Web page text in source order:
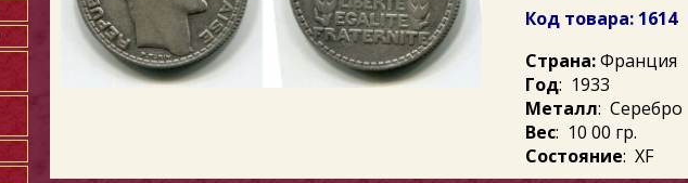
Код товара: 1614
Страна:Франция
Год: 1933
Металл: Серебро
Вес: 10 00 гр.
Состояние: ХF